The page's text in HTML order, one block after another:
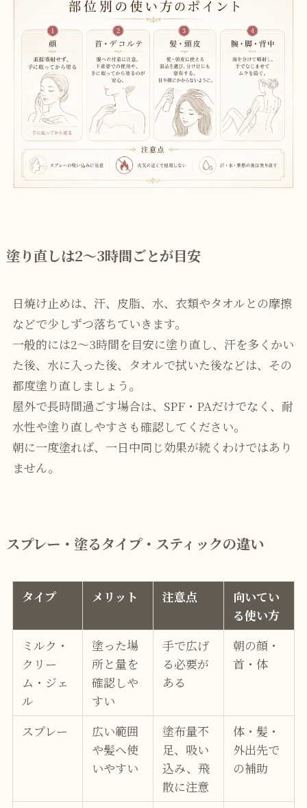
塗り直しは2〜3時間ごとが目安
日焼け止めは、汗、皮脂、水、衣類やタオルとの摩擦
などで少しずつ落ちていきます。
一般的には2〜3時間を目安に塗り直し、汗を多くかい
た後、水に入った後、タオルで拭いた後などは、その
都度塗り直しましょう。
屋外で長時間過ごす場合は、SPF・PAだけでなく、耐
水性や塗り直しやすさも確認してください。
朝に一度塗れば、一日中同じ効果が続くわけではあり
ません。
スプレー・塗るタイプ・スティックの違い
タイプ メリット 注意点
向いてい
る使い方
ミルク・
クリー
ム・ジェ
ル
塗った場
所と量を
確認しや
すい
手で広げ
る必要が
ある
朝の顔・
首・体
スプレー
広い範囲
や髪へ使
いやすい
塗布量不
足、吸い
込み、飛
散に注意
体・髪・
外出先で
の補助